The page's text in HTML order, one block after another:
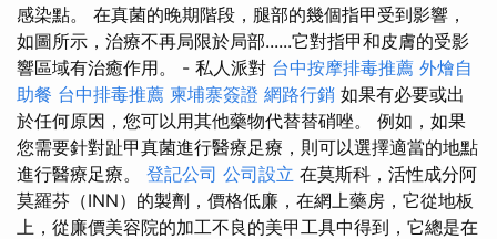
感染點。 在真菌的晚期階段，腿部的幾個指甲受到影響，
如圖所示，治療不再局限於局部......它對指甲和皮膚的受影
響區域有治癒作用。 - 私人派對 台中按摩排毒推薦 外燴自
助餐 台中排毒推薦 柬埔寨簽證 網路行銷 如果有必要或出
於任何原因，您可以用其他藥物代替替硝唑。 例如，如果
您需要針對趾甲真菌進行醫療足療，則可以選擇適當的地點
進行醫療足療。 登記公司 公司設立 在莫斯科，活性成分阿
莫羅芬（INN）的製劑，價格低廉，在網上藥房，它從地板
上，從廉價美容院的加工不良的美甲工具中得到，它總是在